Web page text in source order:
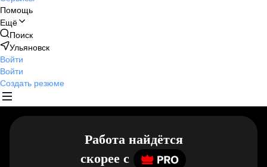
Помощь
Ещё
Поиск
Ульяновск
Войти
Войти
Создать резюме
Работа найдётся
скорее c